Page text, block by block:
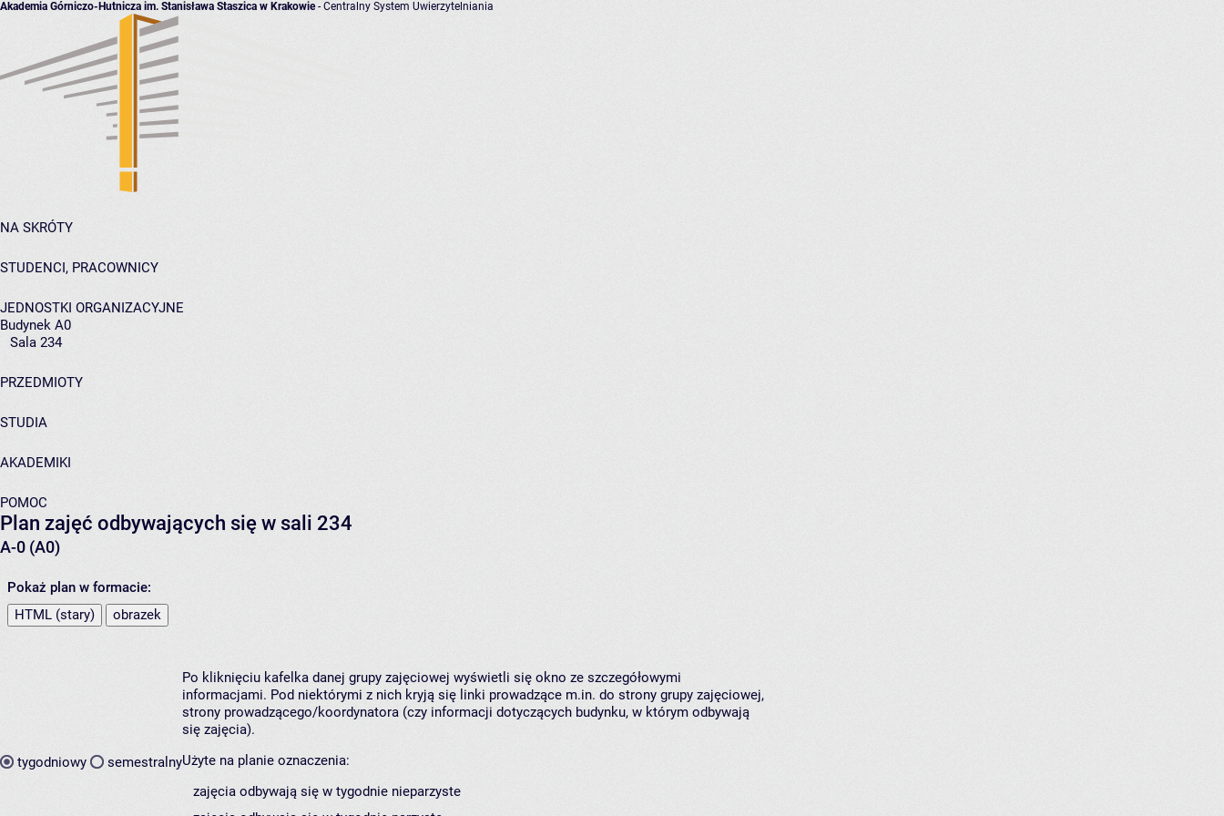
Akademia Górniczo-Hutnicza im. Stanisława Staszica w Krakowie- Centralny System Uwierzytelniania
NA SKRÓTY
STUDENCI, PRACOWNICY
JEDNOSTKI ORGANIZACYJNE
Budynek A0
Sala 234
PRZEDMIOTY
STUDIA
AKADEMIKI
POMOC
Plan zajęć odbywających się w sali 234
A-0 (A0)
Pokaż plan w formacie:
HTML (stary)
obrazek
tygodniowy semestralny
Po kliknięciu kafelka danej grupy zajęciowej wyświetli się okno ze szczegółowymi
informacjami. Pod niektórymi z nich kryją się linki prowadzące m.in. do strony grupy zajęciowej,
strony prowadzącego/koordynatora (czy informacji dotyczących budynku, w którym odbywają
się zajęcia).
Użyte na planie oznaczenia:
zajęcia odbywają się w tygodnie nieparzyste